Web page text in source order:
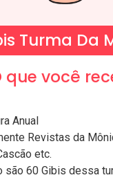
Turma Da
que você
Anual
Revistas da
etc.
são 60 Gibis dessa